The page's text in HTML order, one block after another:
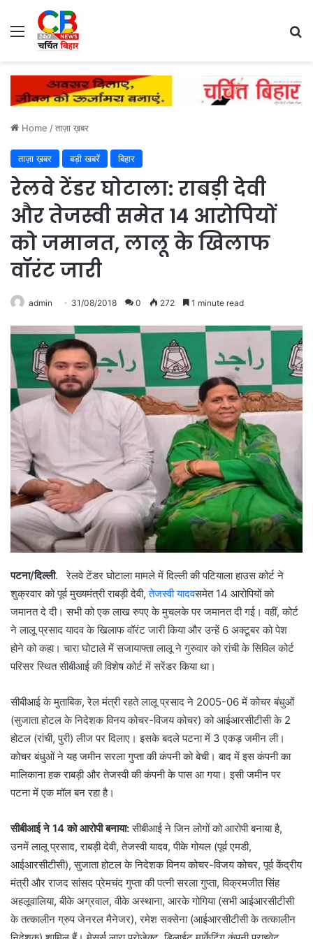
Menu
Home /ताज़ा ख़बर
ताज़ा ख़बर बड़ी खबरें बिहार
रेलवे टेंडर घोटाला: राबड़ी देवी
और तेजस्वी समेत 14 आरोपियों
को जमानत, लालू के खिलाफ
वॉरंट जारी
admin 31/08/2018 0 272 1 minute read
पटना/दिल्ली. रेलवे टेंडर घोटाला मामले में दिल्ली की पटियाला हाउस कोर्ट ने
शुक्रवार को पूर्व मुख्यमंत्री राबड़ी देवी,तेजस्वी यादवसमेत 14 आरोपियों को
जमानत दे दी। सभी को एक लाख रुपए के मुचलके पर जमानत दी गई। वहीं, कोर्ट
ने लालू प्रसाद यादव के खिलाफ वॉरंट जारी किया और उन्हें 6 अक्टूबर को पेश
होने को कहा। चारा घोटाले में सजायाफ्ता लालू ने गुरुवार को रांची के सिविल कोर्ट
परिसर स्थित सीबीआई की विशेष कोर्ट में सरेंडर किया था।
सीबीआई के मुताबिक, रेल मंत्री रहते लालू प्रसाद ने 2005-06 में कोचर बंधुओं
(सुजाता होटल के निदेशक विनय कोचर-विजय कोचर) को आईआरसीटीसी के 2
होटल (रांची, पुरी) लीज पर दिलाए। इसके बदले पटना में 3 एकड़ जमीन ली।
कोचर बंधुओं ने यह जमीन सरला गुप्ता की कंपनी को बेची। बाद में इस कंपनी का
मालिकाना हक राबड़ी और तेजस्वी की कंपनी के पास आ गया। इसी जमीन पर
पटना में एक मॉल बन रहा है।
सीबीआई ने 14 को आरोपी बनाया:सीबीआई ने जिन लोगों को आरोपी बनाया है,
उनमें लालू प्रसाद, राबड़ी देवी, तेजस्वी यादव, पीके गोयल (पूर्व एमडी,
आईआरसीटीसी), सुजाता होटल के निदेशक विनय कोचर-विजय कोचर, पूर्व केंद्रीय
मंत्री और राजद सांसद प्रेमचंद गुप्ता की पत्नी सरला गुप्ता, विक्रमजीत सिंह
अहलूवालिया, बीके अग्रवाल, वीके अस्थाना, आरके गोगिया (सभी आईआरसीटीसी
के तत्कालीन ग्रुप जेनरल मैनेजर), रमेश सक्सेना (आईआरसीटीसी के तत्कालीन